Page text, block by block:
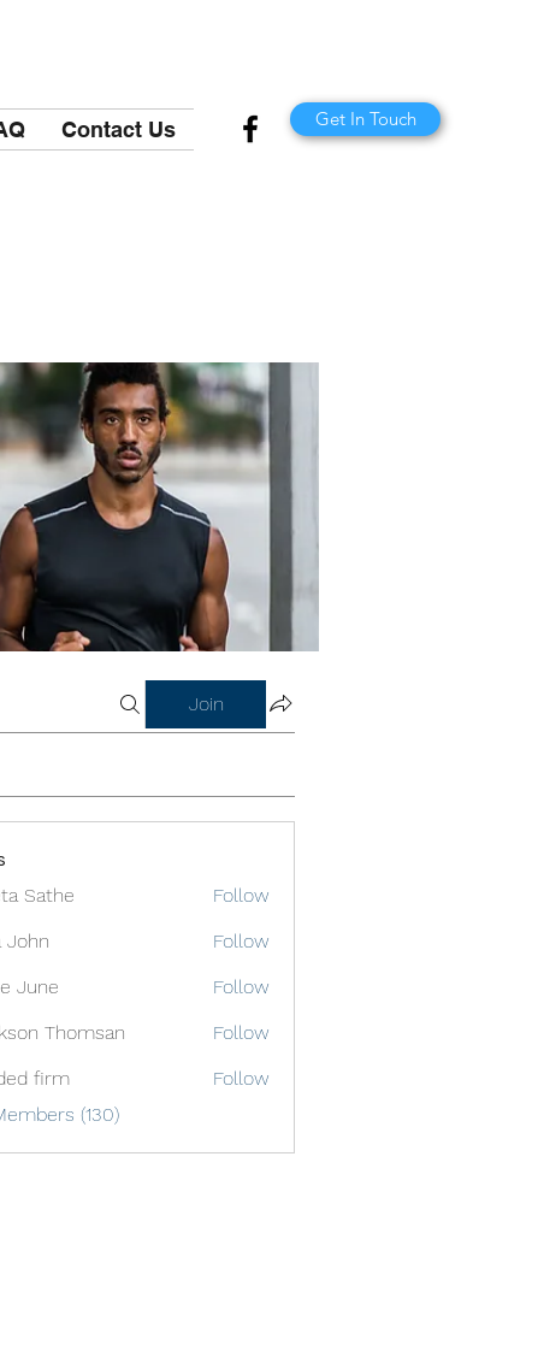
Contact Us Get In Touch
Join
Sathe
Follow
John
Follow
June
Follow
Thomsan
Follow
firm
Follow
(130)